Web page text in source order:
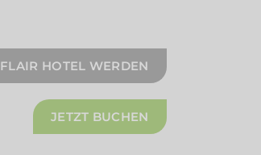
FLAIR HOTEL WERDEN
JETZT BUCHEN